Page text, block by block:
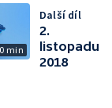
min
Další díl
2.
listopadu
2018